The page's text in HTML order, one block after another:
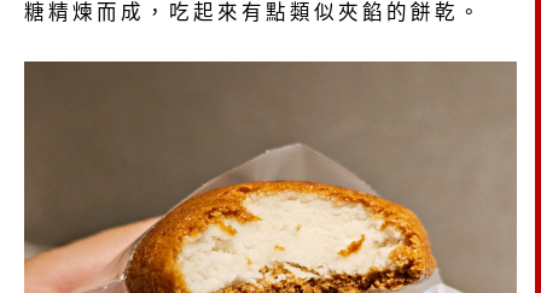
糖精煉而成，吃起來有點類似夾餡的餅乾。